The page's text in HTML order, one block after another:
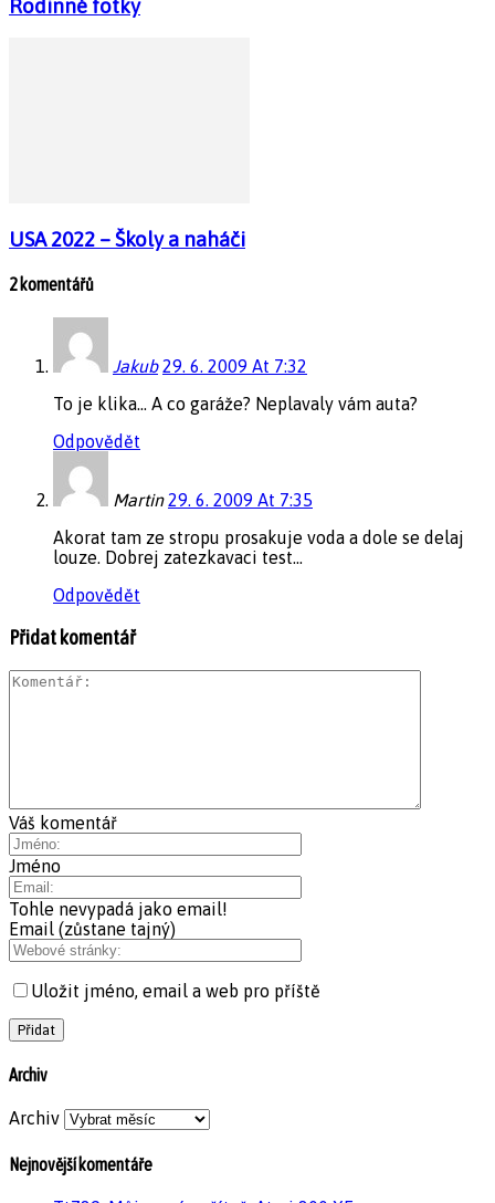
Rodinné fotky
USA 2022 – Školy a naháči
2 komentářů
Jakub 29. 6. 2009 At 7:32
To je klika… A co garáže? Neplavaly vám auta?
Odpovědět
Martin 29. 6. 2009 At 7:35
Akorat tam ze stropu prosakuje voda a dole se delaj
louze. Dobrej zatezkavaci test…
Odpovědět
Přidat komentář
Váš komentář
Jméno
Tohle nevypadá jako email!
Email (zůstane tajný)
Uložit jméno, email a web pro příště
Archiv
Archiv
Nejnovější komentáře